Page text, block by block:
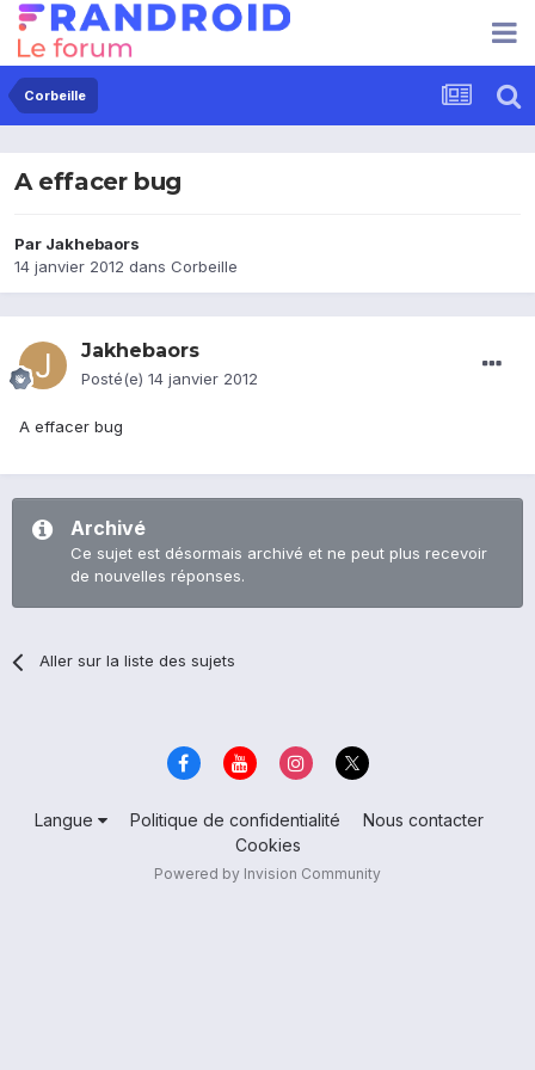
Corbeille
A effacer bug
Par Jakhebaors
14 janvier 2012 dans Corbeille
Jakhebaors
Posté(e) 14 janvier 2012
A effacer bug
Archivé
Ce sujet est désormais archivé et ne peut plus recevoir
de nouvelles réponses.
Aller sur la liste des sujets
Langue Politique de confidentialité
Nous contacter
Cookies
Powered by Invision Community